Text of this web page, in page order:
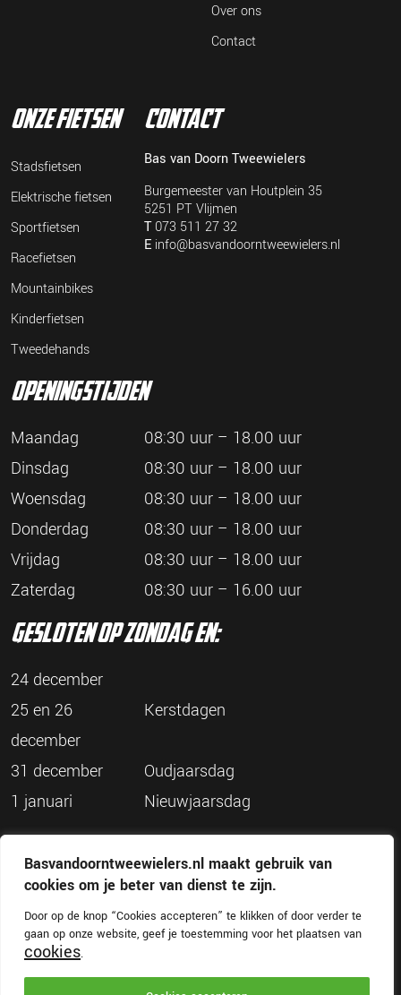
Basvandoorntweewielers.nl maakt gebruik van
cookies om je beter van dienst te zijn.
Door op de knop “Cookies accepteren” te klikken of door verder te
gaan op onze website, geef je toestemming voor het plaatsen van
cookies.
Over ons
Contact
onze fietsen
Stadsfietsen
Elektrische fietsen
Sportfietsen
Racefietsen
Mountainbikes
Kinderfietsen
Tweedehands
contact
Bas van Doorn Tweewielers
Burgemeester van Houtplein 35
5251 PT Vlijmen
T073 511 27 32
E info@basvandoorntweewielers.nl
openingstijden
Maandag
08:30 uur – 18.00 uur
Dinsdag
08:30 uur – 18.00 uur
Woensdag
08:30 uur – 18.00 uur
Donderdag
08:30 uur – 18.00 uur
Vrijdag
08:30 uur – 18.00 uur
Zaterdag
08:30 uur – 16.00 uur
gesloten op zondag en:
24 december
25 en 26
december
Kerstdagen
31 december
Oudjaarsdag
1 januari
Nieuwjaarsdag
© Bas van Doorn Tweewielers
Disclaimer
Privacy
Cookies
Website door